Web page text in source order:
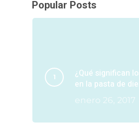
Popular Posts
¿Qué significan
en la pasta de
enero 26, 2017